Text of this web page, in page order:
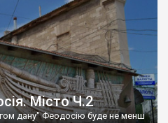
Місто Ч.2
дану" Феодосію буде не менш